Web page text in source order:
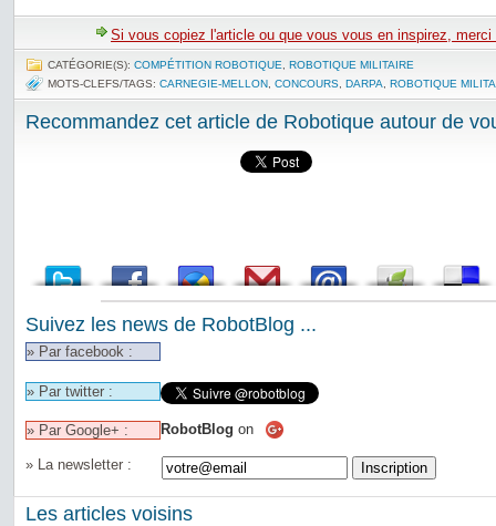
Si vous copiez l'article ou que vous vous en inspirez,
CATÉGORIE(S): COMPÉTITION ROBOTIQUE
ROBOTIQUE MILITAIRE
MOTS-CLEFS/TAGS: CARNEGIE-MELLON CONCOURS DARPA ROBOTIQUE
Recommandez cet article de Robotique autour de
Suivez les news de RobotBlog ...
» Par facebook :
» Par twitter :
» Par Google+ : RobotBlog on
» La newsletter :
Les articles voisins